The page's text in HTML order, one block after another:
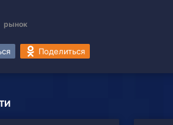
рынок
Поделиться